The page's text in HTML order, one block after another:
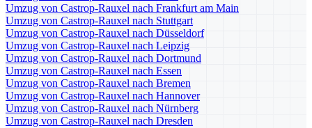
Umzug von Castrop-Rauxel nach Frankfurt am Main
Umzug von Castrop-Rauxel nach Stuttgart
Umzug von Castrop-Rauxel nach Düsseldorf
Umzug von Castrop-Rauxel nach Leipzig
Umzug von Castrop-Rauxel nach Dortmund
Umzug von Castrop-Rauxel nach Essen
Umzug von Castrop-Rauxel nach Bremen
Umzug von Castrop-Rauxel nach Hannover
Umzug von Castrop-Rauxel nach Nürnberg
Umzug von Castrop-Rauxel nach Dresden